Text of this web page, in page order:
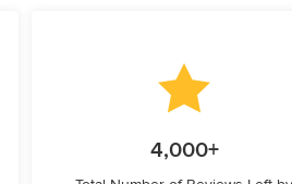
4,000+